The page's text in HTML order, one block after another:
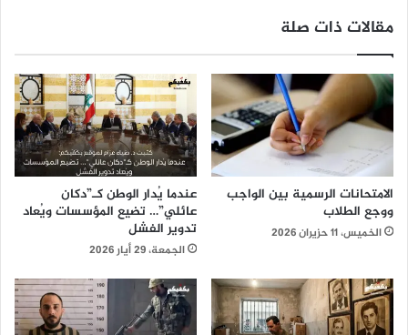
مقالات ذات صلة
الامتحانات الرسمية بين الواجب
ووجع الطلاب
الخميس، 11 حزيران 2026
عندما يُدار الوطن كـ”دكان
عائلي”… تضيع المؤسسات ويُعاد
تدوير الفشل
الجمعة، 29 أيار 2026